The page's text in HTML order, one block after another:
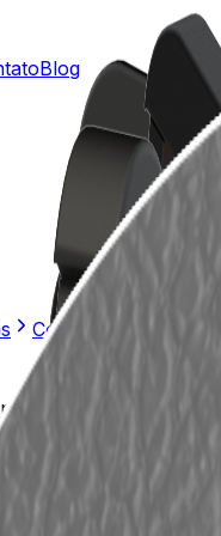
Blog
Contato
Blog
Pro